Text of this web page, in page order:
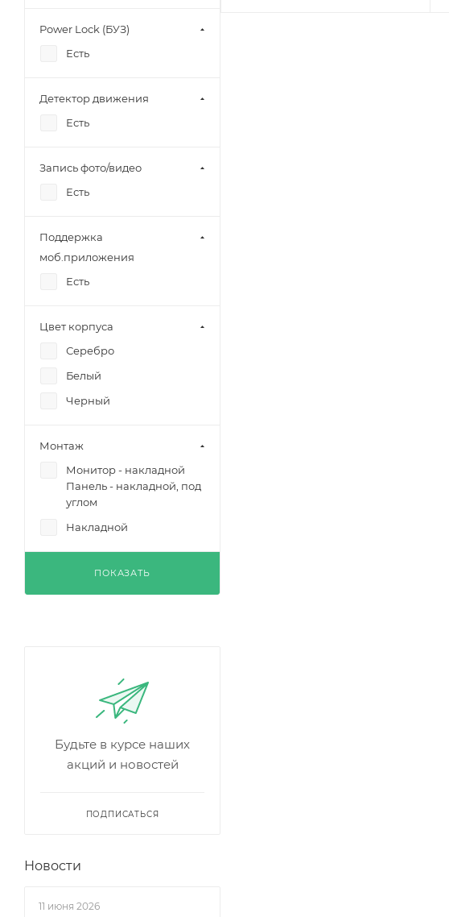
Power Lock (БУЗ)
Есть
Детектор движения
Есть
Запись фото/видео
Есть
Поддержка
моб.приложения
Есть
Цвет корпуса
Серебро
Белый
Черный
Монтаж
Монитор - накладной
Панель - накладной, под
углом
Накладной
ПОКАЗАТЬ
Будьте в курсе наших
акций и новостей
ПОДПИСАТЬСЯ
Новости
11 июня 2026